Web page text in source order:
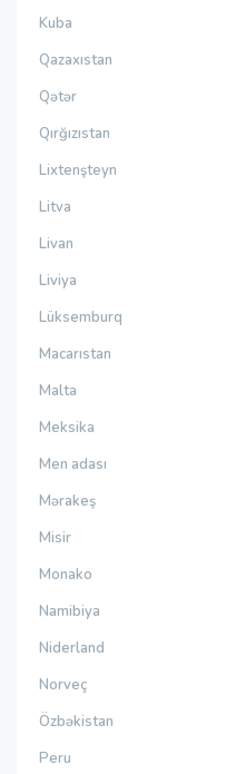
Kuba
Qazaxıstan
Qətər
Qırğızıstan
Lixtenşteyn
Litva
Livan
Liviya
Lüksemburq
Macarıstan
Malta
Meksika
Men adası
Mərakeş
Misir
Monako
Namibiya
Niderland
Norveç
Özbəkistan
Peru